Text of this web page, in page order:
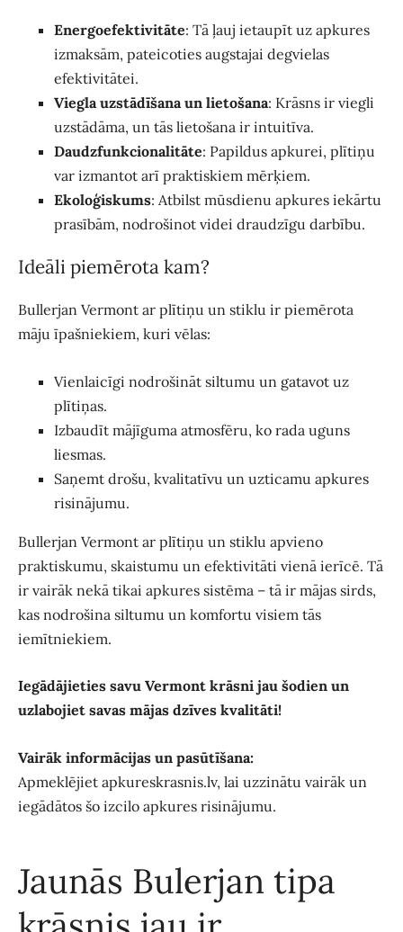
Energoefektivitāte: Tā ļauj ietaupīt uz apkures
izmaksām, pateicoties augstajai degvielas
efektivitātei.
Viegla uzstādīšana un lietošana: Krāsns ir viegli
uzstādāma, un tās lietošana ir intuitīva.
Daudzfunkcionalitāte: Papildus apkurei, plītiņu
var izmantot arī praktiskiem mērķiem.
Ekoloģiskums: Atbilst mūsdienu apkures iekārtu
prasībām, nodrošinot videi draudzīgu darbību.
Ideāli piemērota kam?
Bullerjan Vermont ar plītiņu un stiklu ir piemērota
māju īpašniekiem, kuri vēlas:
Vienlaicīgi nodrošināt siltumu un gatavot uz
plītiņas.
Izbaudīt mājīguma atmosfēru, ko rada uguns
liesmas.
Saņemt drošu, kvalitatīvu un uzticamu apkures
risinājumu.
Bullerjan Vermont ar plītiņu un stiklu apvieno
praktiskumu, skaistumu un efektivitāti vienā ierīcē. Tā
ir vairāk nekā tikai apkures sistēma – tā ir mājas sirds,
kas nodrošina siltumu un komfortu visiem tās
iemītniekiem.
Iegādājieties savu Vermont krāsni jau šodien un
uzlabojiet savas mājas dzīves kvalitāti!
Vairāk informācijas un pasūtīšana:
Apmeklējiet apkureskrasnis.lv, lai uzzinātu vairāk un
iegādātos šo izcilo apkures risinājumu.
Jaunās Bulerjan tipa